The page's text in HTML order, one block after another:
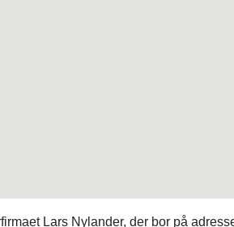
Lars Nylander, der bor på